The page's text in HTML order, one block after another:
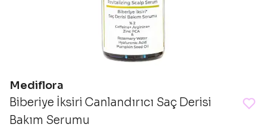
Mediflora
Biberiye İksiri Canlandırıcı Saç Derisi
Bakım Serumu